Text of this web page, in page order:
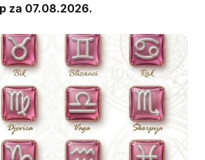
za 07.08.2026.